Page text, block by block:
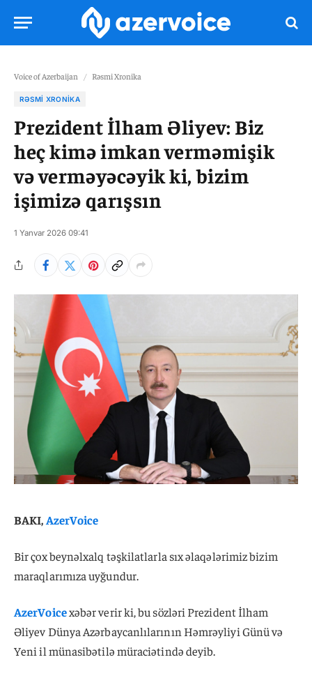
Voice of Azerbaijan / Rəsmi Xronika
RƏSMI XRONIKA
Prezident İlham Əliyev: Biz
heç kimə imkan verməmişik
və verməyəcəyik ki, bizim
işimizə qarışsın
1 Yanvar 2026 09:41
BAKI,AzerVoice
Bir çox beynəlxalq təşkilatlarla sıx əlaqələrimiz bizim
maraqlarımıza uyğundur.
AzerVoicexəbər verir ki, bu sözləri Prezident İlham
Əliyev Dünya Azərbaycanlılarının Həmrəyliyi Günü və
Yeni il münasibətilə müraciətində deyib.